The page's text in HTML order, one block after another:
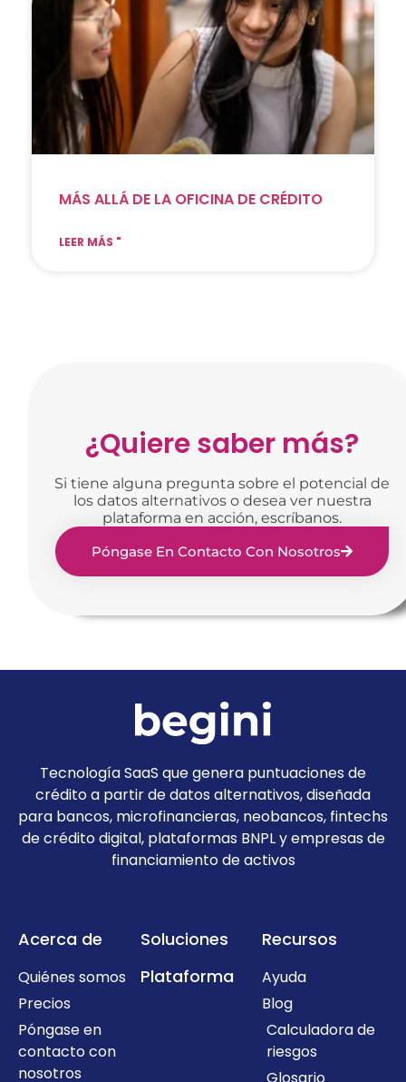
MÁS ALLÁ DE LA OFICINA DE CRÉDITO
LEER MÁS "
¿Quiere saber más?
Si tiene alguna pregunta sobre el potencial de
los datos alternativos o desea ver nuestra
plataforma en acción, escríbanos.
Póngase En Contacto Con Nosotros
Tecnología SaaS que genera puntuaciones de
crédito a partir de datos alternativos, diseñada
para bancos, microfinancieras, neobancos, fintechs
de crédito digital, plataformas BNPL y empresas de
financiamiento de activos
Acerca de
Quiénes somos
Precios
Póngase en
contacto con
nosotros
Soluciones
Plataforma
Recursos
Ayuda
Blog
Calculadora de
riesgos